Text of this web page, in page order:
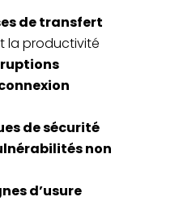
de transfert
productivité
de sécurité
non
d’usure